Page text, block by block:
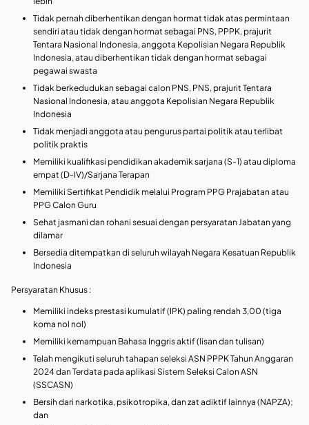
Tidak pernah diberhentikan dengan hormat tidak atas permintaan
sendiri atau tidak dengan hormat sebagai PNS, PPPK, prajurit
Tentara Nasional Indonesia, anggota Kepolisian Negara Republik
Indonesia, atau diberhentikan tidak dengan hormat sebagai
pegawai swasta
Tidak berkedudukan sebagai calon PNS, PNS, prajurit Tentara
Nasional Indonesia, atau anggota Kepolisian Negara Republik
Indonesia
Tidak menjadi anggota atau pengurus partai politik atau terlibat
politik praktis
Memiliki kualifikasi pendidikan akademik sarjana (S-1) atau diploma
empat (D-IV)/Sarjana Terapan
Memiliki Sertifikat Pendidik melalui Program PPG Prajabatan atau
PPG Calon Guru
Sehat jasmani dan rohani sesuai dengan persyaratan Jabatan yang
dilamar
Bersedia ditempatkan di seluruh wilayah Negara Kesatuan Republik
Indonesia
Persyaratan Khusus :
Memiliki indeks prestasi kumulatif (IPK) paling rendah 3,00 (tiga
koma nol nol)
Memiliki kemampuan Bahasa Inggris aktif (lisan dan tulisan)
Telah mengikuti seluruh tahapan seleksi ASN PPPK Tahun Anggaran
2024 dan Terdata pada aplikasi Sistem Seleksi Calon ASN
(SSCASN)
Bersih dari narkotika, psikotropika, dan zat adiktif lainnya (NAPZA);
dan